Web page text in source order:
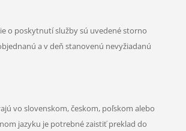
o poskytnutí služby sú uvedené storno
a v deň stanovenú nevyžiadanú
vo slovenskom, českom, poľskom alebo
jazyku je potrebné zaistiť preklad do